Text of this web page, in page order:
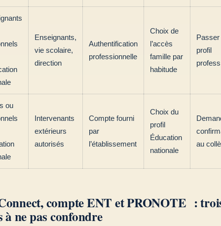
Enseignants,
vie scolaire,
direction
Authentification
professionnelle
Choix de
l’accès
famille par
habitude
Passer
profil
ou
Intervenants
extérieurs
autorisés
Compte fourni
par
l’établissement
Choix du
profil
Éducation
nationale
au
compte ENT et PRONOTE :
à ne pas confondre